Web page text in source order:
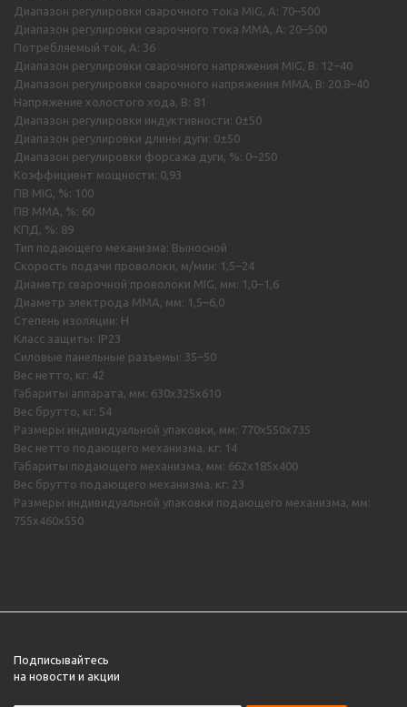
Диапазон регулировки сварочного тока MIG, А: 70–500
Диапазон регулировки сварочного тока MMA, А: 20–500
Потребляемый ток, А: 36
Диапазон регулировки сварочного напряжения MIG, В: 12–40
Диапазон регулировки сварочного напряжения MMA, В: 20,8–40
Напряжение холостого хода, В: 81
Диапазон регулировки индуктивности: 0±50
Диапазон регулировки длины дуги: 0±50
Диапазон регулировки форсажа дуги, %: 0–250
Коэффициент мощности: 0,93
ПВ MIG, %: 100
ПВ MMA, %: 60
КПД, %: 89
Тип подающего механизма: Выносной
Скорость подачи проволоки, м/мин: 1,5–24
Диаметр сварочной проволоки MIG, мм: 1,0–1,6
Диаметр электрода MMA, мм: 1,5–6,0
Степень изоляции: H
Класс защиты: IP23
Силовые панельные разъемы: 35–50
Вес нетто, кг: 42
Габариты аппарата, мм: 630х325х610
Вес брутто, кг: 54
Размеры индивидуальной упаковки, мм: 770х550х735
Вес нетто подающего механизма, кг: 14
Габариты подающего механизма, мм: 662х185х400
Вес брутто подающего механизма, кг: 23
Размеры индивидуальной упаковки подающего механизма, мм:
755х460х550
Подписывайтесь
на новости и акции